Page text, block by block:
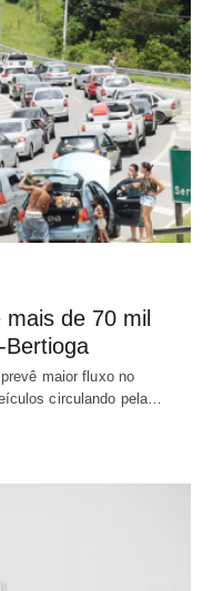
de 70 mil
Bertioga
maior fluxo no
circulando pela…